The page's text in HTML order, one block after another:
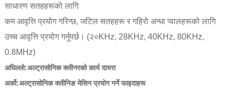
साधारण सतहहरूको लागि
कम आवृत्ति प्रयोग गरिन्छ, जटिल सतहहरू र गहिरो अन्धा प्वालहरूको लागि
उच्च आवृत्ति प्रयोग गर्नुपर्छ। (२०KHz, 28KHz, 40KHz, 80KHz,
0.8MHz)
अघिल्लो:अल्ट्रासोनिक क्लीनरको कार्य दायरा
अर्को:अल्ट्रासोनिक क्लीनिङ मेसिन प्रयोग गर्ने फाइदाहरू